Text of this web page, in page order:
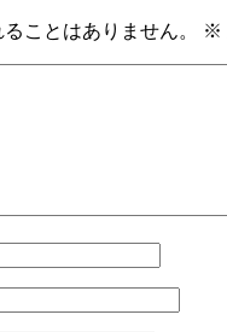
ことはありません。 ※